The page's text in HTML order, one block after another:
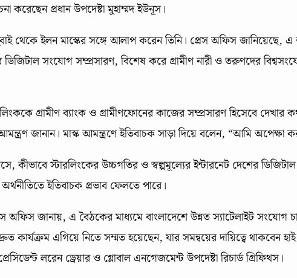
প্রধান উপদেষ্টা মুহাম্মদ ইউনূস।
থেকে ইলন মাস্কের সঙ্গে আলাপ করেন তিনি। প্রেস অফিস জানিয়েছে,
ডিজিটাল সংযোগ সম্প্রসারণ, বিশেষ করে গ্রামীণ নারী ও তরুণদের
গ্রামীণ ব্যাংক ও গ্রামীণফোনের কাজের সম্প্রসারণ হিসেবে
জানান। মাস্ক আমন্ত্রণে ইতিবাচক সাড়া দিয়ে বলেন, “আমি অপেক্ষা
স্টারলিংকের উচ্চগতির ও স্বল্পমূল্যের ইন্টারনেট দেশের
অর্থনীতিতে ইতিবাচক প্রভাব ফেলতে পারে।
অফিস জানায়, এ বৈঠকের মাধ্যমে বাংলাদেশে উন্নত স্যাটেলাইট সংযোগ
কার্যক্রম এগিয়ে নিতে সম্মত হয়েছেন, যার সমন্বয়ের দায়িত্বে থাকবেন
লরেন ড্রেয়ার ও গ্লোবাল এনগেজমেন্ট উপদেষ্টা রিচার্ড গ্রিফিথস।